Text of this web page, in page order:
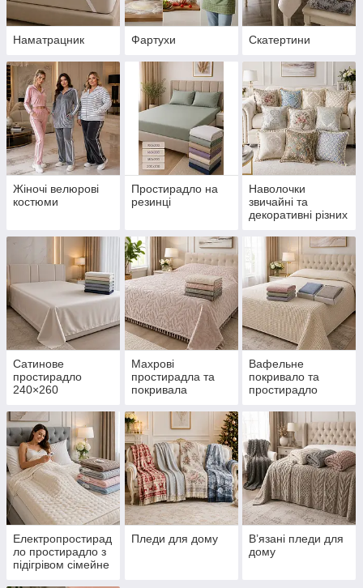
Наматрацник Фартухи Скатертини
Жіночі велюрові
костюми
Простирадло на
резинці
Наволочки
звичайні та
декоративні різних
Туреччина
Сатинове
простирадло
240×260
Махрові
простирадла та
покривала
Вафельне
покривало та
простирадло
Електропростирад
ло простирадло з
підігрівом сімейне
Пледи для дому
В’язані пледи для
дому